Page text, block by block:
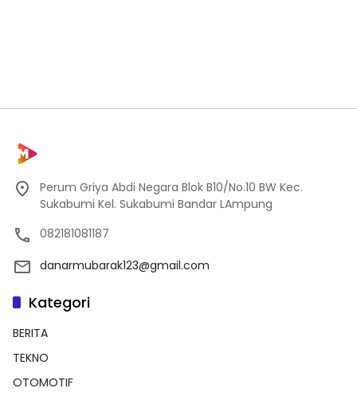
Perum Griya Abdi Negara Blok B10/No.10 BW Kec.
Sukabumi Kel. Sukabumi Bandar LAmpung
082181081187
danarmubarak123@gmail.com
Kategori
BERITA
TEKNO
OTOMOTIF